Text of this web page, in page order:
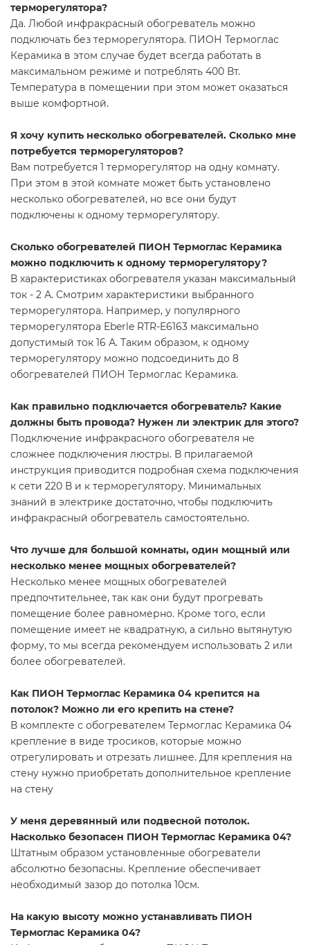
терморегулятора?
Да. Любой инфракрасный обогреватель можно
подключать без терморегулятора. ПИОН Термоглас
Керамика в этом случае будет всегда работать в
максимальном режиме и потреблять 400 Вт.
Температура в помещении при этом может оказаться
выше комфортной.
Я хочу купить несколько обогревателей. Сколько мне
потребуется терморегуляторов?
Вам потребуется 1 терморегулятор на одну комнату.
При этом в этой комнате может быть установлено
несколько обогревателей, но все они будут
подключены к одному терморегулятору.
Сколько обогревателей ПИОН Термоглас Керамика
можно подключить к одному терморегулятору?
В характеристиках обогревателя указан максимальный
ток - 2 А. Смотрим характеристики выбранного
терморегулятора. Например, у популярного
терморегулятора Eberle RTR-E6163 максимально
допустимый ток 16 А. Таким образом, к одному
терморегулятору можно подсоединить до 8
обогревателей ПИОН Термоглас Керамика.
Как правильно подключается обогреватель? Какие
должны быть провода? Нужен ли электрик для этого?
Подключение инфракрасного обогревателя не
сложнее подключения люстры. В прилагаемой
инструкция приводится подробная схема подключения
к сети 220 В и к терморегулятору. Минимальных
знаний в электрике достаточно, чтобы подключить
инфракрасный обогреватель самостоятельно.
Что лучше для большой комнаты, один мощный или
несколько менее мощных обогревателей?
Несколько менее мощных обогревателей
предпочтительнее, так как они будут прогревать
помещение более равномерно. Кроме того, если
помещение имеет не квадратную, а сильно вытянутую
форму, то мы всегда рекомендуем использовать 2 или
более обогревателей.
Как ПИОН Термоглас Керамика 04 крепится на
потолок? Можно ли его крепить на стене?
В комплекте с обогревателем Термоглас Керамика 04
крепление в виде тросиков, которые можно
отрегулировать и отрезать лишнее. Для крепления на
стену нужно приобретать дополнительное крепление
на стену
У меня деревянный или подвесной потолок.
Насколько безопасен ПИОН Термоглас Керамика 04?
Штатным образом установленные обогреватели
абсолютно безопасны. Крепление обеспечивает
необходимый зазор до потолка 10см.
На какую высоту можно устанавливать ПИОН
Термоглас Керамика 04?